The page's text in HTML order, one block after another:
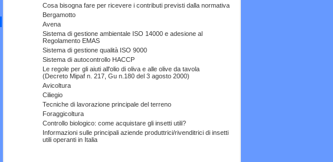
Cosa bisogna fare per ricevere i contributi previsti dalla normativa
Bergamotto
Avena
Sistema di gestione ambientale ISO 14000 e adesione al
Regolamento EMAS
Sistema di gestione qualità ISO 9000
Sistema di autocontrollo HACCP
Le regole per gli aiuti all'olio di oliva e alle olive da tavola
(Decreto Mipaf n. 217, Gu n.180 del 3 agosto 2000)
Avicoltura
Ciliegio
Tecniche di lavorazione principale del terreno
Foraggicoltura
Controllo biologico: come acquistare gli insetti utili?
Informazioni sulle principali aziende produttrici/rivenditrici di insetti
utili operanti in Italia